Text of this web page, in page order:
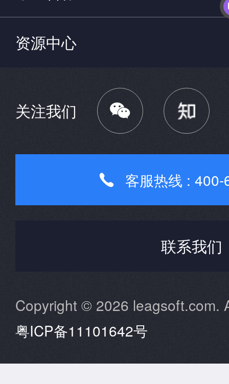
资源中心
关注我们 
 客服热线 :
联系我们
Copyright © 2026 leagsoft.com.
粤ICP备11101642号